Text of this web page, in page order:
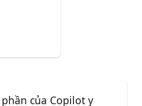
của Copilot y